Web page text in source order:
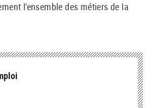
l'ensemble des métiers de la